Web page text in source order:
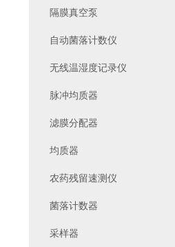
隔膜真空泵
自动菌落计数仪
无线温湿度记录仪
脉冲均质器
滤膜分配器
均质器
农药残留速测仪
菌落计数器
采样器